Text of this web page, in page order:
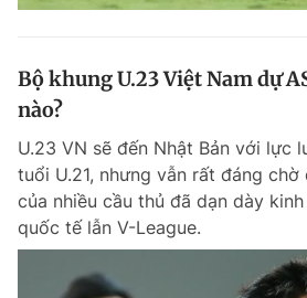
Bộ khung U.23 Việt Nam dự
nào?
U.23 VN sẽ đến Nhật Bản với lực
tuổi U.21, nhưng vẫn rất đáng
của nhiều cầu thủ đã dạn dày
quốc tế lẫn V-League.